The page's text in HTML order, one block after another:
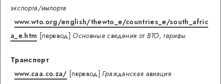
экспорта/импорта
• www.wto.org/english/thewto_e/countries_e/south_afric
a_e.htm [перевод] Основные сведения от ВТО, тарифы
Транспорт
• www.caa.co.za/ [перевод] Гражданская авиация